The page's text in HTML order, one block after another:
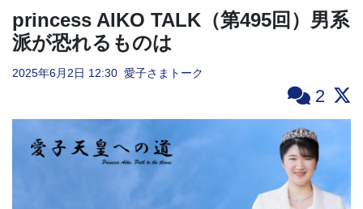
princess AIKO TALK（第495回）男系
派が恐れるものは
2025年6月2日 12:30 愛子さまトーク
2